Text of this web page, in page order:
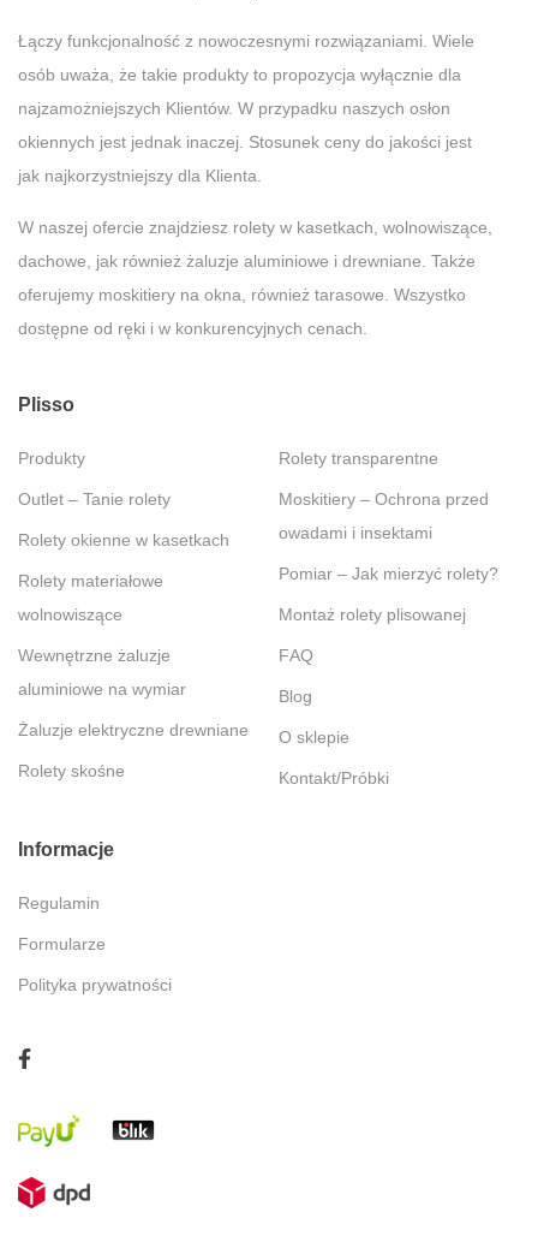
Łączy funkcjonalność z nowoczesnymi rozwiązaniami. Wiele
osób uważa, że takie produkty to propozycja wyłącznie dla
najzamożniejszych Klientów. W przypadku naszych osłon
okiennych jest jednak inaczej. Stosunek ceny do jakości jest
jak najkorzystniejszy dla Klienta.
W naszej ofercie znajdziesz rolety w kasetkach, wolnowiszące,
dachowe, jak również żaluzje aluminiowe i drewniane. Także
oferujemy moskitiery na okna, również tarasowe. Wszystko
dostępne od ręki i w konkurencyjnych cenach.
Plisso
Produkty
Outlet – Tanie rolety
Rolety okienne w kasetkach
Rolety materiałowe
wolnowiszące
Wewnętrzne żaluzje
aluminiowe na wymiar
Żaluzje elektryczne drewniane
Rolety skośne
Rolety transparentne
Moskitiery – Ochrona przed
owadami i insektami
Pomiar – Jak mierzyć rolety?
Montaż rolety plisowanej
FAQ
Blog
O sklepie
Kontakt/Próbki
Informacje
Regulamin
Formularze
Polityka prywatności